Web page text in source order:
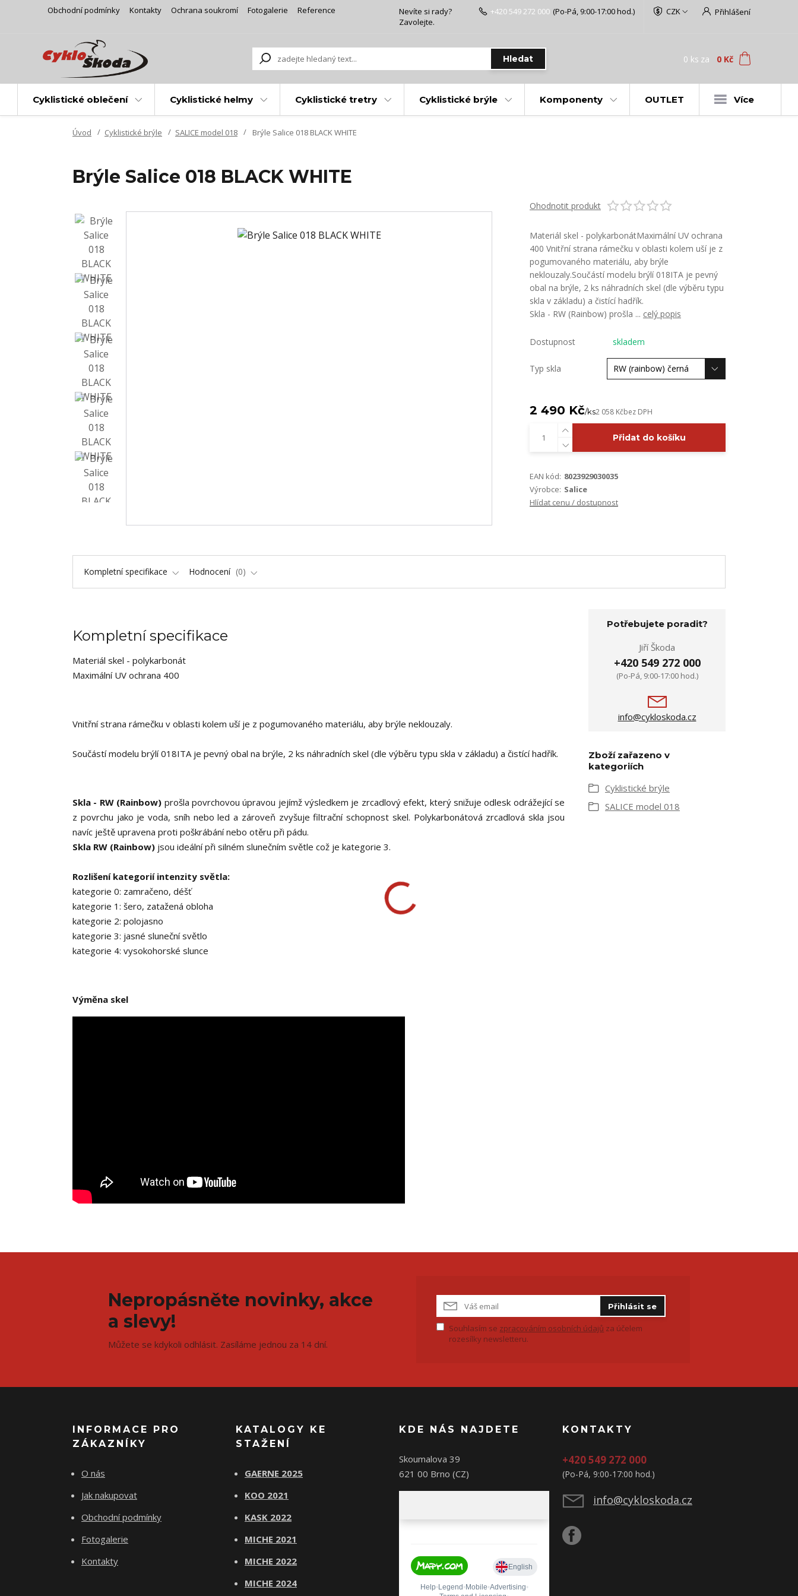
Obchodní podmínky Kontakty Ochrana soukromí Fotogalerie Reference CZK Přihlášení
Hledat
Nevíte si rady?
Zavolejte.
+420 549 272 000 (Po-Pá, 9:00-17:00 hod.)
0 ks za 0 Kč
Cyklistické oblečení Cyklistické helmy Cyklistické tretry Cyklistické brýle Komponenty OUTLET Více
Úvod Cyklistické brýle SALICE model 018 Brýle Salice 018 BLACK WHITE
Brýle Salice 018 BLACK WHITE
Ohodnotit produkt
Materiál skel - polykarbonátMaximální UV ochrana
400 Vnitřní strana rámečku v oblasti kolem uší je z
pogumovaného materiálu, aby brýle
neklouzaly.Součástí modelu brýlí 018ITA je pevný
obal na brýle, 2 ks náhradních skel (dle výběru typu
skla v základu) a čistící hadřík.
Skla - RW (Rainbow) prošla ... celý popis
Dostupnost skladem
Typ skla
2 490 Kč/ks2 058 Kčbez DPH
Přidat do košíku
EAN kód: 8023929030035
Výrobce: Salice
Hlídat cenu / dostupnost
Kompletní specifikace Hodnocení 0
Kompletní specifikace
Materiál skel - polykarbonát
Maximální UV ochrana 400
Vnitřní strana rámečku v oblasti kolem uší je z pogumovaného materiálu, aby brýle neklouzaly.
Součástí modelu brýlí 018ITA je pevný obal na brýle, 2 ks náhradních skel (dle výběru typu skla v základu) a čistící hadřík.
Skla - RW (Rainbow) prošla povrchovou úpravou jejímž výsledkem je zrcadlový efekt, který snižuje odlesk odrážející se
z povrchu jako je voda, sníh nebo led a zároveň zvyšuje filtrační schopnost skel. Polykarbonátová zrcadlová skla jsou
navíc ještě upravena proti poškrábání nebo otěru při pádu.
Skla RW (Rainbow) jsou ideální při silném slunečním světle což je kategorie 3.
Rozlišení kategorií intenzity světla:
kategorie 0: zamračeno, déšť
kategorie 1: šero, zatažená obloha
kategorie 2: polojasno
kategorie 3: jasné sluneční světlo
kategorie 4: vysokohorské slunce
Výměna skel
Potřebujete poradit?
Jiří Škoda
+420 549 272 000
(Po-Pá, 9:00-17:00 hod.)
info@cykloskoda.cz
Zboží zařazeno v
kategoriích
Cyklistické brýle
SALICE model 018
Nepropásněte novinky, akce
a slevy!
Můžete se kdykoli odhlásit. Zasíláme jednou za 14 dní.
Přihlásit se
Souhlasím se zpracováním osobních údajů za účelem
rozesílky newsletteru.
INFORMACE PRO
ZÁKAZNÍKY
O nás
Jak nakupovat
Obchodní podmínky
Fotogalerie
Kontakty
KATALOGY KE
STAŽENÍ
GAERNE 2025
KOO 2021
KASK 2022
MICHE 2021
MICHE 2022
MICHE 2024
KDE NÁS NAJDETE
Skoumalova 39
621 00 Brno (CZ)
KONTAKTY
+420 549 272 000
(Po-Pá, 9:00-17:00 hod.)
info@cykloskoda.cz